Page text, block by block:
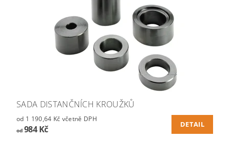
SADA DISTANČNÍCH KROUŽKŮ
od 1 190,64 Kč včetně DPH
od984 Kč DETAIL